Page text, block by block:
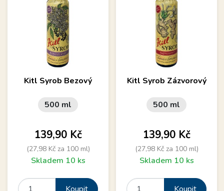
Kitl Syrob Bezový
500 ml
Cena
139,90 Kč
(27,98 Kč za 100 ml)
Skladem 10 ks
Kitl Syrob Zázvorový
500 ml
Cena
139,90 Kč
(27,98 Kč za 100 ml)
Skladem 10 ks